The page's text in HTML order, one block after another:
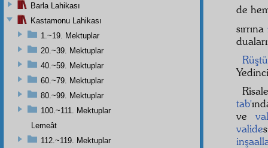
de
sırrına
tab'
ve
valide
Barla Lahikası
Kastamonu Lahikası
1.~19. Mektuplar
20.~39. Mektuplar
40.~59. Mektuplar
60.~79. Mektuplar
80.~99. Mektuplar
100.~111. Mektuplar
Lemeât
112.~119. Mektuplar